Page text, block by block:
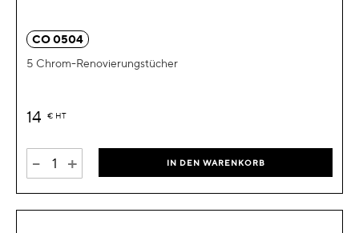
CO 0504
5 Chrom-Renovierungstücher
14 € HT
- + IN DEN WARENKORB